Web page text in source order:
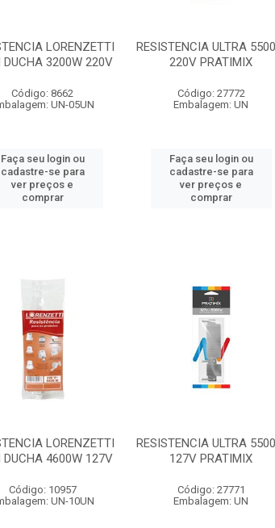
LORENZETTI
DUCHA 3200W 220V
Código: 8662
UN-05UN
Faça seu login ou
cadastre-se para
ver preços e
comprar
RESISTENCIA ULTRA
220V PRATIMIX
Código: 27772
Embalagem: UN
Faça seu login ou
cadastre-se para
ver preços e
comprar
LORENZETTI
DUCHA 4600W 127V
Código: 10957
UN-10UN
RESISTENCIA ULTRA
127V PRATIMIX
Código: 27771
Embalagem: UN